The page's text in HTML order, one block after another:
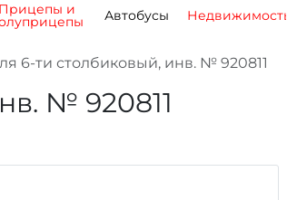
Прицепы и Автобусы Недвижимость
6-ти столбиковый, инв. № 920811
№ 920811